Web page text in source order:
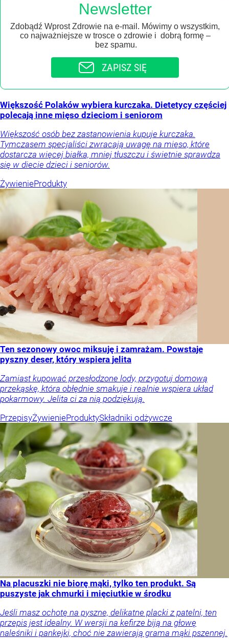
Newsletter
Zdobądź Wprost Zdrowie na e-mail. Mówimy o wszystkim,
co najważniejsze w trosce o zdrowie i dobrą formę –
bez spamu.
ZAPISZ SIĘ
Większość Polaków wybiera kurczaka. Dietetycy częściej
polecają inne mięso dzieciom i seniorom
Większość osób bez zastanowienia kupuje kurczaka.
Tymczasem specjaliści zwracają uwagę na mięso, które
dostarcza więcej białka, mniej tłuszczu i świetnie sprawdza
się w diecie dzieci i seniorów.
ŻywienieProdukty
Ten sezonowy owoc miksuję i zamrażam. Powstaje
pyszny deser, który wspiera jelita
Zamiast kupować przesłodzone lody, przygotuj domową
przekąskę, która obłędnie smakuje i realnie wspiera układ
pokarmowy. Jelita ci za nią podziękują.
PrzepisyŻywienieProduktySkładniki odżywcze
Na placuszki nie biorę mąki, tylko ten produkt. Są
puszyste jak chmurki i mięciutkie w środku
Jeśli masz ochotę na pyszne, delikatne placki z patelni, ten
przepis jest idealny. W wersji na kefirze biją na głowę
naleśniki i pankejki, choć nie zawierają grama mąki pszennej.